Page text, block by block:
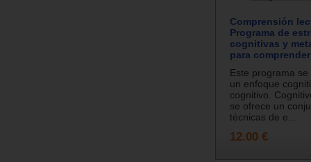
Comprensión
Programa de
cognitivas y
para
Este programa
un enfoque
cognitivo.
se ofrece un
técnicas de e...
12.00 €